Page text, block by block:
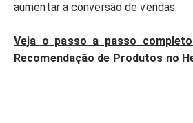
aumentar a conversão de vendas.
Veja o passo a passo
Recomendação de Produtos no